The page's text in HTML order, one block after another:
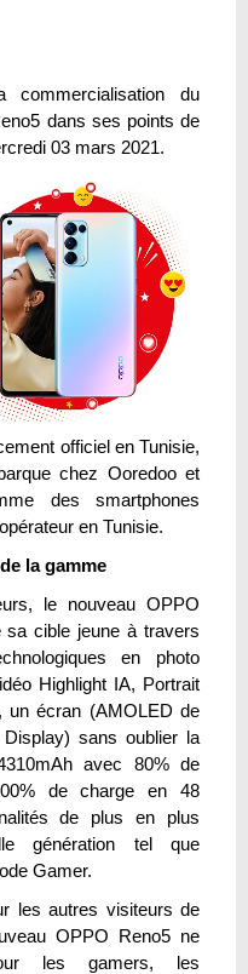
commercialisation du
dans ses points de
03 mars 2021.
officiel en Tunisie,
chez Ooredoo et
des smartphones
en Tunisie.
la gamme
le nouveau OPPO
sa cible jeune à travers
en photo
Highlight IA, Portrait
un écran (AMOLED de
sans oublier la
avec 80% de
de charge en 48
de plus en plus
génération tel que
Gamer.
les autres visiteurs de
OPPO Reno5 ne
les gamers, les